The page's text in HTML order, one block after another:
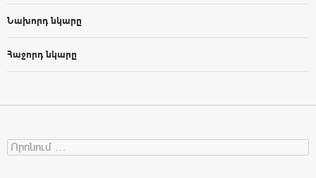
Նախորդ նկարը
Հաջորդ նկարը
Search for: